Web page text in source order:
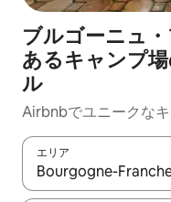
ブルゴーニュ
あるキャンプ
ル
Airbnbでユニークな
エリア
検索結果が表示された